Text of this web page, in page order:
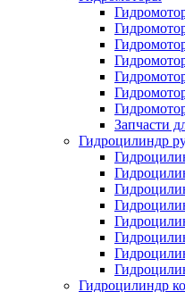
Запчасти
Гидроцилиндр
Гидроцилиндр